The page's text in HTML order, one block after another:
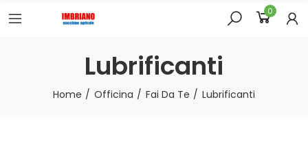
0
Lubrificanti
Home Officina Fai Da Te Lubrificanti